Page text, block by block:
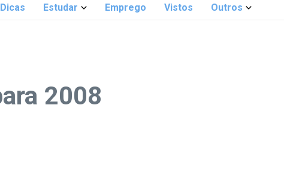
Dicas Estudar Emprego Vistos Outros
2008